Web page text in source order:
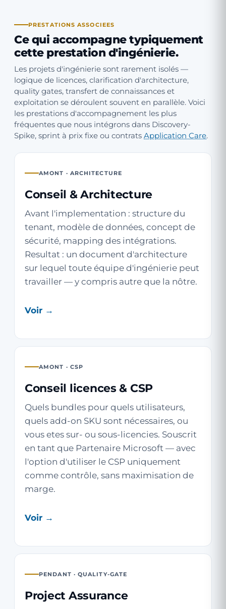
PRESTATIONS ASSOCIEES
Ce qui accompagne typiquement
cette prestation d'ingénierie.
Les projets d'ingénierie sont rarement isolés —
logique de licences, clarification d'architecture,
quality gates, transfert de connaissances et
exploitation se déroulent souvent en parallèle. Voici
les prestations d'accompagnement les plus
fréquentes que nous intégrons dans Discovery-
Spike, sprint à prix fixe ou contrats Application Care.
AMONT · ARCHITECTURE
Conseil & Architecture
Avant l'implementation : structure du
tenant, modèle de données, concept de
sécurité, mapping des intégrations.
Resultat : un document d'architecture
sur lequel toute équipe d'ingénierie peut
travailler — y compris autre que la nôtre.
Voir →
AMONT · CSP
Conseil licences & CSP
Quels bundles pour quels utilisateurs,
quels add-on SKU sont nécessaires, ou
vous etes sur- ou sous-licencies. Souscrit
en tant que Partenaire Microsoft — avec
l'option d'utiliser le CSP uniquement
comme contrôle, sans maximisation de
marge.
Voir →
PENDANT · QUALITY-GATE
Project Assurance